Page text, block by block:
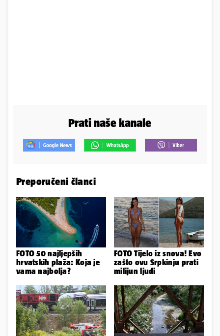
Prati naše kanale
Preporučeni članci
FOTO 50 najljepših
hrvatskih plaža: Koja je
vama najbolja?
FOTO Tijelo iz snova! Evo
zašto ovu Srpkinju prati
milijun ljudi